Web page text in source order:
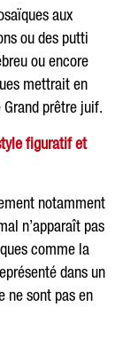
aux
ou des putti
ou encore
mettrait en
prêtre juif.
figuratif et
notamment
n’apparaît pas
comme la
dans un
ne sont pas en